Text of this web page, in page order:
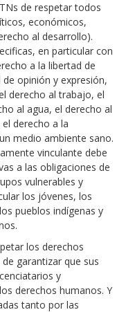
de respetar todos
económicos,
al desarrollo).
en particular con
a la libertad de
opinión y expresión,
derecho al trabajo, el
al agua, el derecho al
derecho a la
medio ambiente sano.
vinculante debe
a las obligaciones de
vulnerables y
los jóvenes, los
pueblos indígenas y
los derechos
garantizar que sus
y
derechos humanos. Y
tanto por las